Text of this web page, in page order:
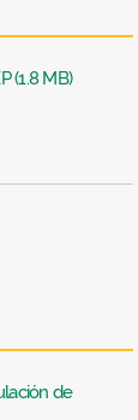
(1.8 MB)
de